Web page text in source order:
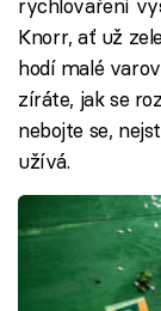
rychlovaření
Knorr, ať už
hodí malé
zíráte, jak se
nebojte se,
užívá.